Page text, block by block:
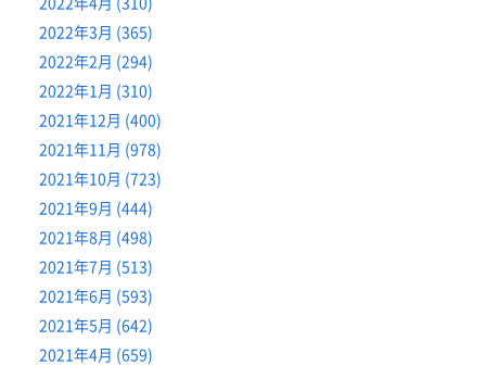
2022年3月 (365)
2022年2月 (294)
2022年1月 (310)
2021年12月 (400)
2021年11月 (978)
2021年10月 (723)
2021年9月 (444)
2021年8月 (498)
2021年7月 (513)
2021年6月 (593)
2021年5月 (642)
2021年4月 (659)